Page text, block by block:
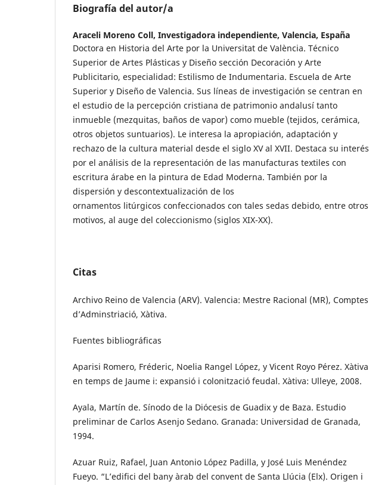
Biografía del autor/a
Araceli Moreno Coll, Investigadora independiente, Valencia, España
Doctora en Historia del Arte por la Universitat de València. Técnico
Superior de Artes Plásticas y Diseño sección Decoración y Arte
Publicitario, especialidad: Estilismo de Indumentaria. Escuela de Arte
Superior y Diseño de Valencia. Sus líneas de investigación se centran en
el estudio de la percepción cristiana de patrimonio andalusí tanto
inmueble (mezquitas, baños de vapor) como mueble (tejidos, cerámica,
otros objetos suntuarios). Le interesa la apropiación, adaptación y
rechazo de la cultura material desde el siglo XV al XVII. Destaca su interés
por el análisis de la representación de las manufacturas textiles con
escritura árabe en la pintura de Edad Moderna. También por la
dispersión y descontextualización de los
ornamentos litúrgicos confeccionados con tales sedas debido, entre otros
motivos, al auge del coleccionismo (siglos XIX-XX).
Citas
Archivo Reino de Valencia (ARV). Valencia: Mestre Racional (MR), Comptes
d’Adminstriació, Xàtiva.
Fuentes bibliográficas
Aparisi Romero, Fréderic, Noelia Rangel López, y Vicent Royo Pérez. Xàtiva
en temps de Jaume i: expansió i colonització feudal. Xàtiva: Ulleye, 2008.
Ayala, Martín de. Sínodo de la Diócesis de Guadix y de Baza. Estudio
preliminar de Carlos Asenjo Sedano. Granada: Universidad de Granada,
1994.
Azuar Ruiz, Rafael, Juan Antonio López Padilla, y José Luis Menéndez
Fueyo. “L’edifici del bany àrab del convent de Santa Llúcia (Elx). Origen i